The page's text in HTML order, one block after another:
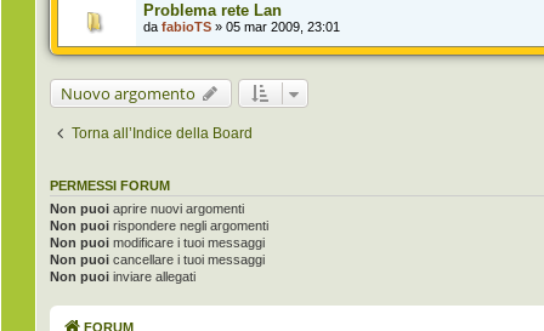
Problema rete Lan
da fabioTS » 05 mar 2009, 23:01
Nuovo argomento
Torna all’Indice della Board
PERMESSI FORUM
Non puoi aprire nuovi argomenti
Non puoi rispondere negli argomenti
Non puoi modificare i tuoi messaggi
Non puoi cancellare i tuoi messaggi
Non puoi inviare allegati
FORUM